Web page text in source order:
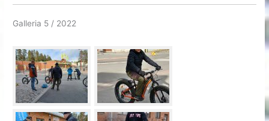
Galleria 5 / 2022